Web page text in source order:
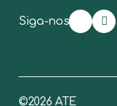
Siga-nos
©2026 ATE